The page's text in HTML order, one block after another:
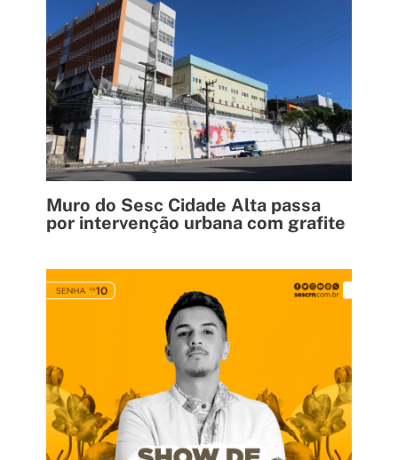
Muro do Sesc Cidade Alta passa
por intervenção urbana com grafite